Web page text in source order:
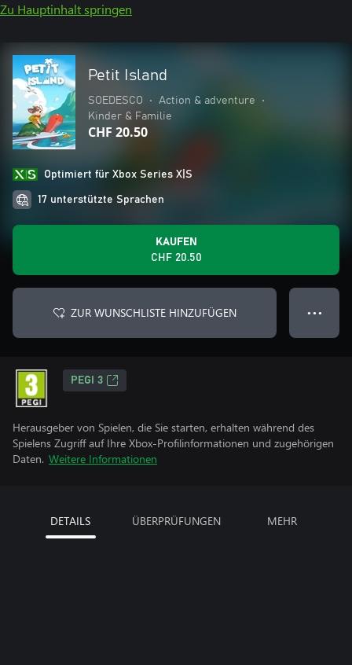
Zu Hauptinhalt springen
Petit Island
SOEDESCO • Action & adventure
•
Kinder & Familie
CHF 20.50
Optimiert für Xbox Series X|S
17 unterstützte Sprachen
KAUFEN
CHF 20.50
ZUR WUNSCHLISTE HINZUFÜGEN ● ● ●
PEGI 3
Herausgeber von Spielen, die Sie starten, erhalten während des
Spielens Zugriff auf Ihre Xbox-Profilinformationen und zugehörigen
Daten. Weitere Informationen
DETAILS ÜBERPRÜFUNGEN MEHR